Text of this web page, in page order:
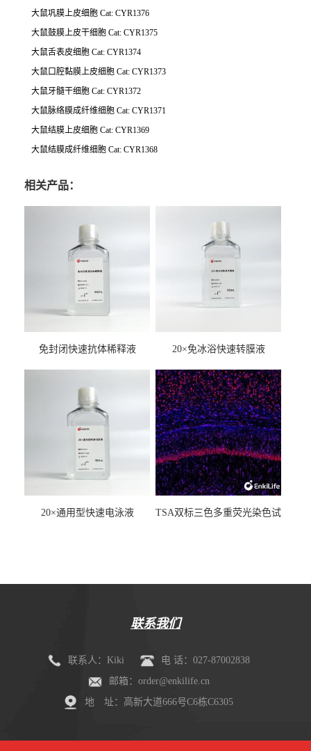
大鼠巩膜上皮细胞 Cat: CYR1376
大鼠鼓膜上皮干细胞 Cat: CYR1375
大鼠舌表皮细胞 Cat: CYR1374
大鼠口腔黏膜上皮细胞 Cat: CYR1373
大鼠牙髓干细胞 Cat: CYR1372
大鼠脉络膜成纤维细胞 Cat: CYR1371
大鼠结膜上皮细胞 Cat: CYR1369
大鼠结膜成纤维细胞 Cat: CYR1368
相关产品：
免封闭快速抗体稀释液 20×免冰浴快速转膜液
20×通用型快速电泳液
TSA双标三色多重荧光染色试
联系我们
联系人：Kiki
电 话：027-87002838
邮箱：order@enkilife.cn
地 址：高新大道666号C6栋C6305